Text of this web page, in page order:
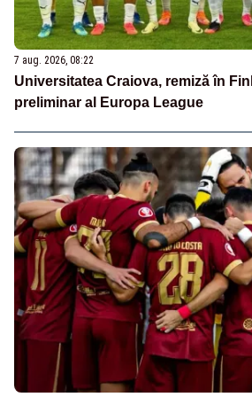
7 aug. 2026, 08:22
Universitatea Craiova, remiză în
preliminar al Europa League